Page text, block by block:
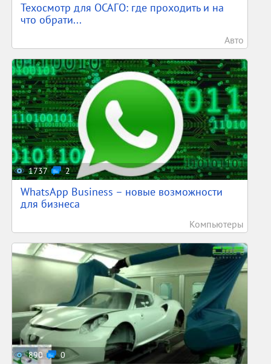
Техосмотр для ОСАГО: где проходить и на
что обрати...
Авто
1737 2
WhatsApp Business – новые возможности
для бизнеса
Компьютеры
890 0